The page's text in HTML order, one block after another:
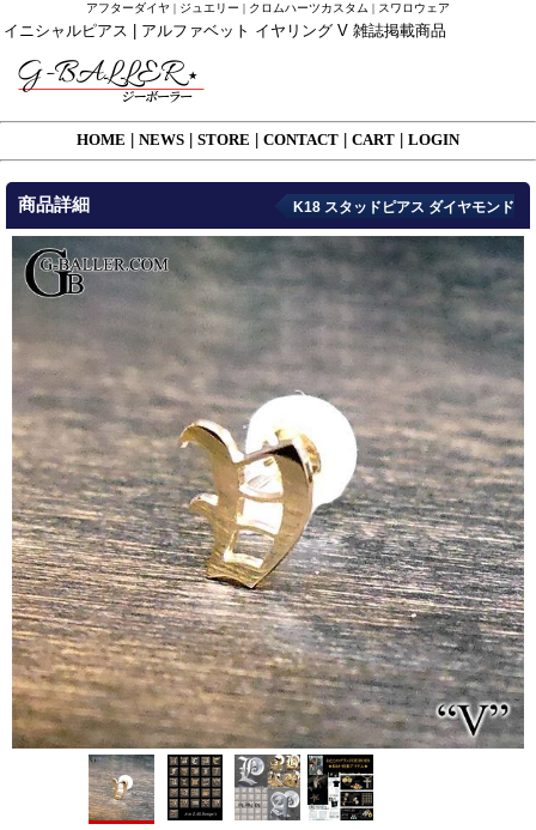
アフターダイヤ | ジュエリー | クロムハーツカスタム | スワロウェア
イニシャルピアス | アルファベット イヤリング V 雑誌掲載商品
HOME NEWS STORE CONTACT CART LOGIN
商品詳細 K18 スタッドピアス ダイヤモンド